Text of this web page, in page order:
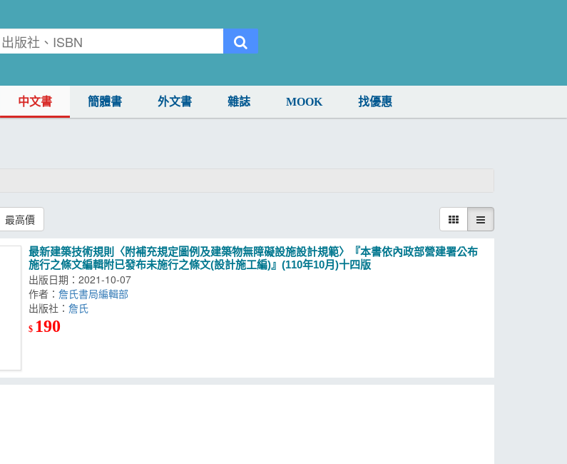
中文書 簡體書 外文書 雜誌 MOOK 找優惠
最高價
最新建築技術規則〈附補充規定圖例及建築物無障礙設施設計規範〉『本書依內政部營建署公布
施行之條文編輯附已發布未施行之條文(設計施工編)』(110年10月)十四版
出版日期：2021-10-07
作者：詹氏書局編輯部
出版社：
$ 190